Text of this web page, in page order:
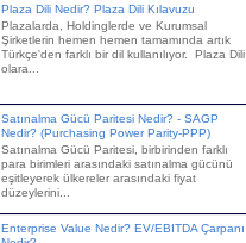
Plaza Dili Nedir? Plaza Dili Kılavuzu
Plazalarda, Holdinglerde ve Kurumsal
Şirketlerin hemen hemen tamamında artık
Türkçe'den farklı bir dil kullanılıyor. Plaza Dili
olara...
Satınalma Gücü Paritesi Nedir? - SAGP
Nedir? (Purchasing Power Parity-PPP)
Satınalma Gücü Paritesi, birbirinden farklı
para birimleri arasındaki satınalma gücünü
eşitleyerek ülkereler arasındaki fiyat
düzeylerini...
Enterprise Value Nedir? EV/EBITDA Çarpanı